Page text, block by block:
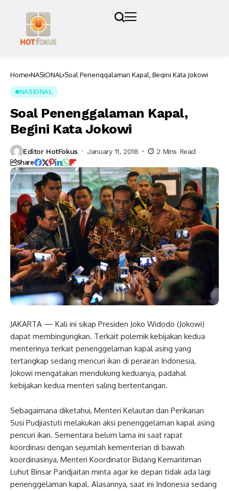
Home NASIONAL Soal Penenggalaman Kapal, Begini Kata Jokowi
NASIONAL
Soal Penenggalaman Kapal,
Begini Kata Jokowi
Editor HotFokus January 11, 2018 2 Mins Read
Share
JAKARTA — Kali ini sikap Presiden Joko Widodo (Jokowi)
dapat membingungkan. Terkait polemik kebijakan kedua
menterinya terkait penenggelaman kapal asing yang
tertangkap sedang mencuri ikan di perairan Indonesia,
Jokowi mengatakan mendukung keduanya, padahal
kebijakan kedua menteri saling bertentangan.
Sebagaimana diketahui, Menteri Kelautan dan Perikanan
Susi Pudjiastuti melakukan aksi penenggelaman kapal asing
pencuri ikan. Sementara belum lama ini saat rapat
koordinasi dengan sejumlah kementerian di bawah
koordinasinya, Menteri Koordinator Bidang Kemaritiman
Luhut Binsar Pandjaitan minta agar ke depan tidak ada lagi
penenggelaman kapal. Alasannya, saat ini Indonesia sedang